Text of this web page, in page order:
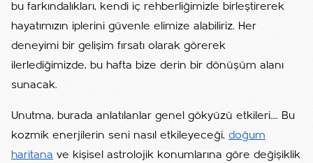
bu farkındalıkları, kendi iç rehberliğimizle birleştirerek
hayatımızın iplerini güvenle elimize alabiliriz. Her
deneyimi bir gelişim fırsatı olarak görerek
ilerlediğimizde, bu hafta bize derin bir dönüşüm alanı
sunacak.
Unutma, burada anlatılanlar genel gökyüzü etkileri…. Bu
kozmik enerjilerin seni nasıl etkileyeceği, doğum
haritana ve kişisel astrolojik konumlarına göre değişiklik